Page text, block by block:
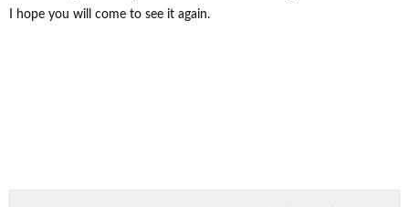
I hope you will come to see it again.